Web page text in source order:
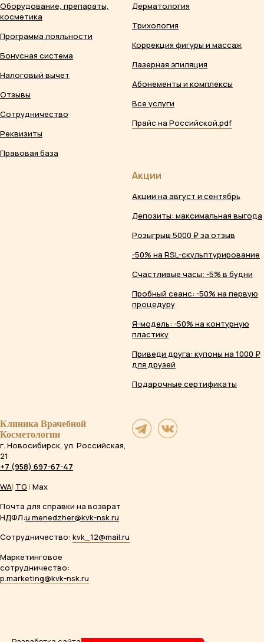
Оборудование, препараты,
косметика
Программа лояльности
Бонусная система
Налоговый вычет
Отзывы
Сотрудничество
Реквизиты
Правовая база
Дерматология
Трихология
Коррекция фигуры и массаж
Лазерная эпиляция
Абонементы и комплексы
Все услуги
Прайс на Российской.pdf
Акции
Акции на август и сентябрь
Депозиты: максимальная выгода
Розыгрыш 5000 ₽ за отзыв
-50% на RSL-скульптурирование
Счастливые часы: -5% в будни
Пробный сеанс: -50% на первую
процедуру
Я-модель: -50% на контурную
пластику
Приведи друга: купоны на 1000 ₽
для друзей
Подарочные сертификаты
Клиника Врачебной
Косметологии
г. Новосибирск, ул. Российская,
21
+7 (958) 697-67-47
WA| TG| Max
Почта для справки на возврат
НДФЛ:u.menedzher@kvk-nsk.ru
Сотрудничество: kvk_12@mail.ru
Маркетинговое
сотрудничество:
p.marketing@kvk-nsk.ru